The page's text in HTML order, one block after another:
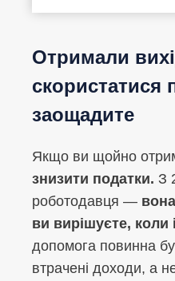
Отримали
скористатися
заощадите
Якщо ви щойно
знизити податки. З
роботодавця —
ви вирішуєте, коли
допомога повинна
втрачені доходи, а